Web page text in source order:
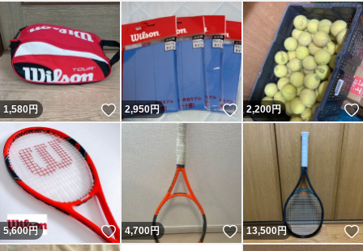
1,580円 いいね！
2,950円 いいね！
2,200円
5,600円 いいね！
4,700円 いいね！
13,500円